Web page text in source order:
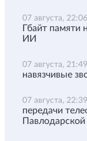
07 августа, 22:06
Гбайт памяти
ИИ
07 августа, 21:49
навязчивые
07 августа, 22:39
передачи
Павлодарской